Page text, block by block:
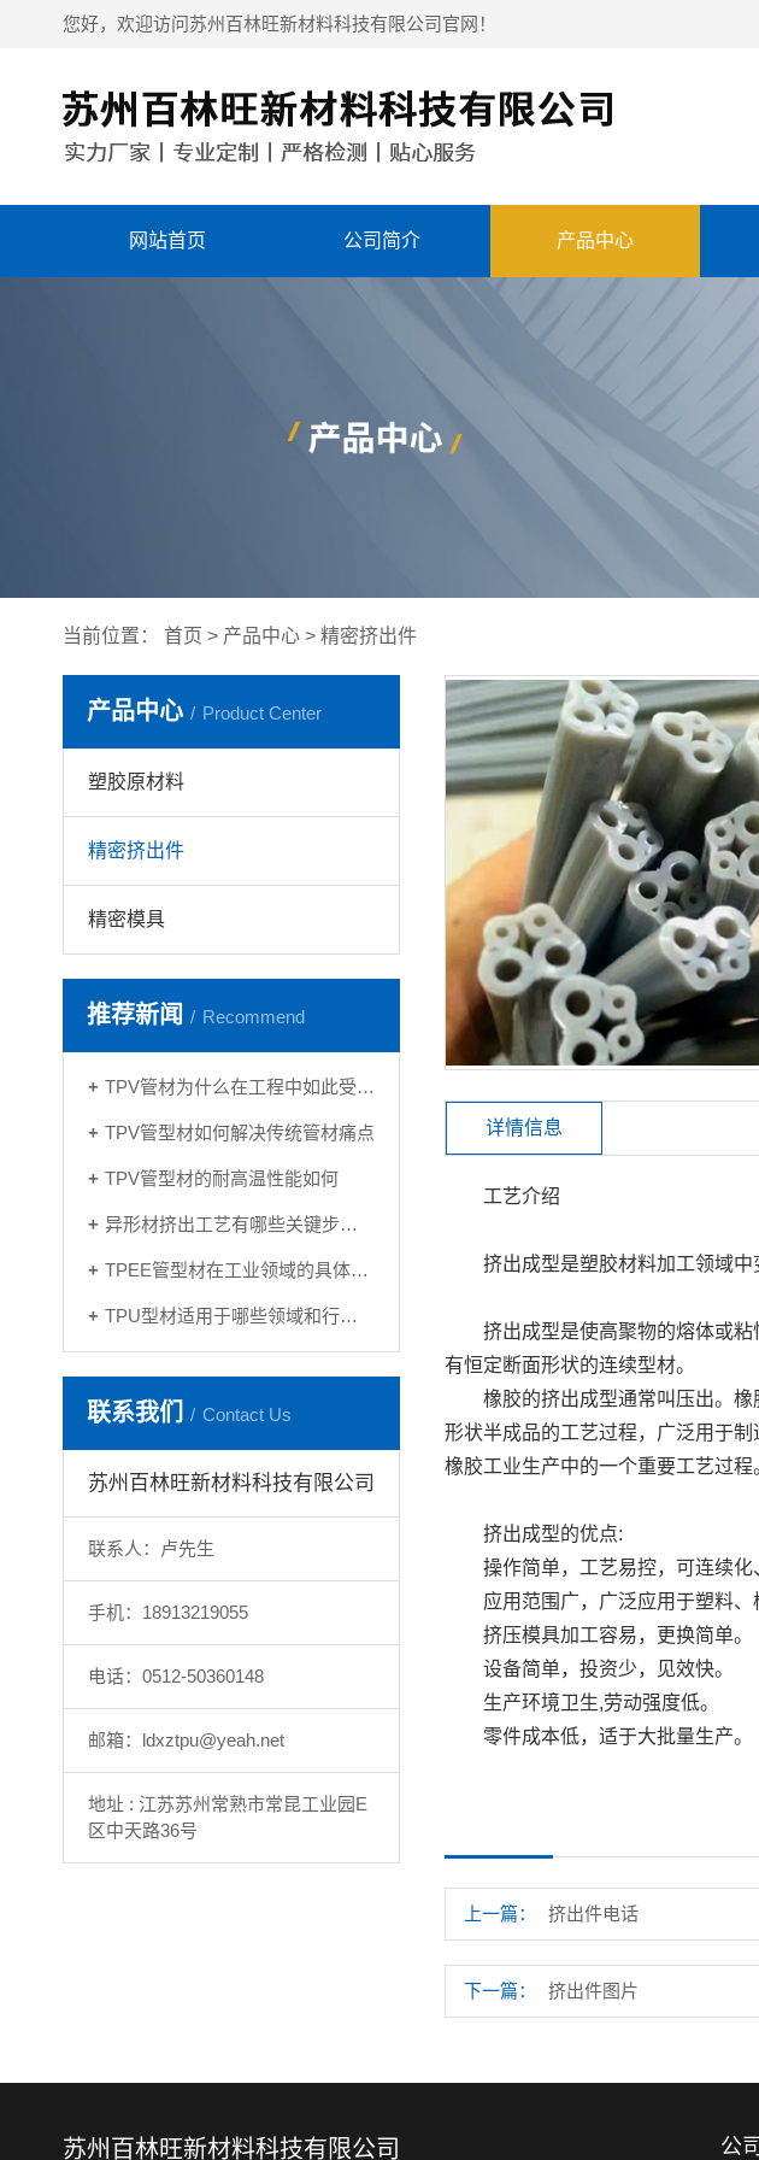
您好，欢迎访问苏州百林旺新材料科技有限公司官网！
网站首页 公司简介 产品中心
当前位置： 首页 > 产品中心 > 精密挤出件
产品中心 Product Center
塑胶原材料
精密挤出件
精密模具
推荐新闻 Recommend
TPV管材为什么在工程中如此受欢迎
TPV管型材如何解决传统管材痛点
TPV管型材的耐高温性能如何
异形材挤出工艺有哪些关键步骤？
TPEE管型材在工业领域的具体用途是什么？
TPU型材适用于哪些领域和行业？
联系我们 Contact Us
苏州百林旺新材料科技有限公司
联系人：卢先生
手机：18913219055
电话：0512-50360148
邮箱：ldxztpu@yeah.net
地址 : 江苏苏州常熟市常昆工业园E
区中天路36号
详情信息
工艺介绍
挤出成型是塑胶材料加工领域
挤出成型是使高聚物的熔体或
有恒定断面形状的连续型材。
橡胶的挤出成型通常叫压出。
形状半成品的工艺过程，广泛用于
橡胶工业生产中的一个重要工艺过程
挤出成型的优点:
操作简单，工艺易控，可连续化
应用范围广，广泛应用于塑料
挤压模具加工容易，更换简单。
设备简单，投资少，见效快。
生产环境卫生,劳动强度低。
零件成本低，适于大批量生产。
上一篇： 挤出件电话
下一篇： 挤出件图片
苏州百林旺新材料科技有限公司 公